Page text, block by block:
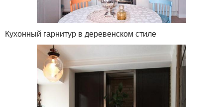
Кухонный гарнитур в деревенском стиле